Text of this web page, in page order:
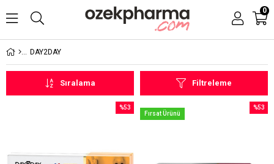
0
DAY2DAY
Filtreleme
Sıralama
%53
%53
Fırsat Ürünü